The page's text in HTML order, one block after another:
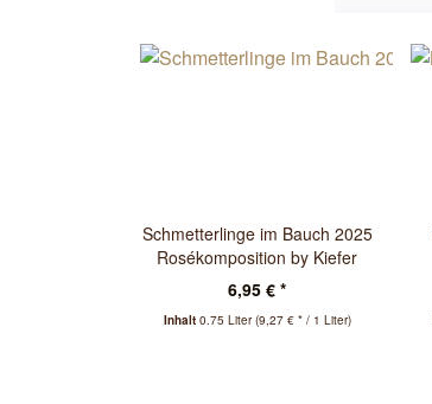
Schmetterlinge im Bauch 2025
Rosékomposition by Kiefer
6,95 € *
Inhalt 0.75 Liter(9,27 € * / 1 Liter)